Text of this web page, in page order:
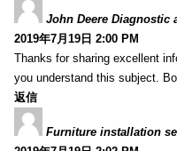
John Deere Diagnostic
2019年7月19日 2:00 PM
Thanks for sharing excellent
you understand this subject.
返信
Furniture installation